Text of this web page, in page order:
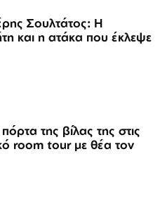
Σουλτάτος: Η
και η ατάκα που έκλεψε
της βίλας της στις
room tour με θέα τον